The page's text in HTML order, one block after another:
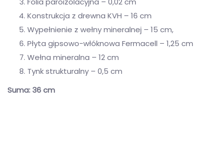
Konstrukcja z drewna KVH – 16 cm
Wypełnienie z wełny mineralnej – 15 cm,
Płyta gipsowo-włóknowa Fermacell – 1,25 cm
Wełna mineralna – 12 cm
Tynk strukturalny – 0,5 cm
Suma: 36 cm